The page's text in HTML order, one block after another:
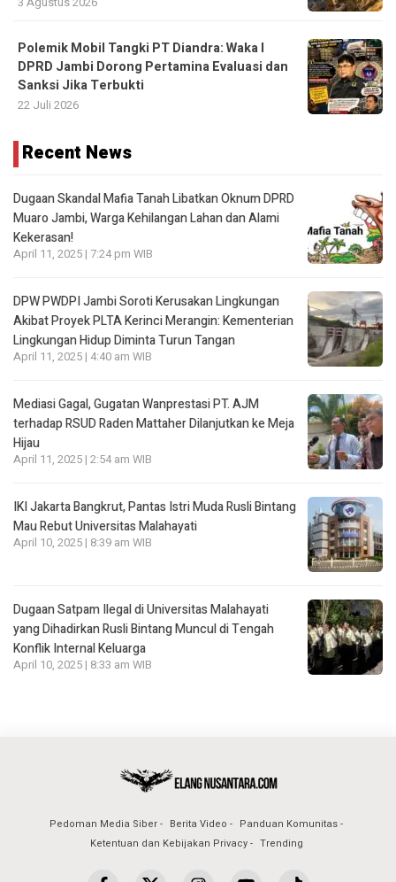
Polemik Mobil Tangki PT Diandra: Waka I
DPRD Jambi Dorong Pertamina Evaluasi dan
Sanksi Jika Terbukti
22 Juli 2026
Recent News
Dugaan Skandal Mafia Tanah Libatkan Oknum DPRD
Muaro Jambi, Warga Kehilangan Lahan dan Alami
Kekerasan!
April 11, 2025 | 7:24 pm WIB
DPW PWDPI Jambi Soroti Kerusakan Lingkungan
Akibat Proyek PLTA Kerinci Merangin: Kementerian
Lingkungan Hidup Diminta Turun Tangan
April 11, 2025 | 4:40 am WIB
Mediasi Gagal, Gugatan Wanprestasi PT. AJM
terhadap RSUD Raden Mattaher Dilanjutkan ke Meja
Hijau
April 11, 2025 | 2:54 am WIB
IKI Jakarta Bangkrut, Pantas Istri Muda Rusli Bintang
Mau Rebut Universitas Malahayati
April 10, 2025 | 8:39 am WIB
Dugaan Satpam Ilegal di Universitas Malahayati
yang Dihadirkan Rusli Bintang Muncul di Tengah
Konflik Internal Keluarga
April 10, 2025 | 8:33 am WIB
Pedoman Media Siber Berita Video
Panduan Komunitas
Ketentuan dan Kebijakan Privacy
Trending